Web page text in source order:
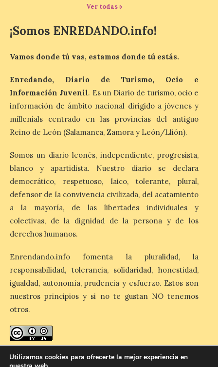
solar total del 12 de
que movilizará a varios millones de
personas para disfrutar de este
acontecimiento histórico. Algunas
comunidades autónomas ya han […]
Segovia presenta “Música
para un eclipse”, un
concierto único con
motivo del eclipse de sol
La cita, que se celebrará el
12 de agosto en el
incluye el estreno absoluto
de una composición del
músico segoviano Geni Uñón. Turismo de
Segovia lanza el Premio Internacional de
Fotografía del Eclipse “Segovia bajo […]
València prepara un
operativo especial de
limpieza en las playas y el
punto de observación para
Ver todas »
¡Somos ENREDANDO.info!
Vamos donde tú vas, estamos donde tú estás.
Enredando, Diario de Turismo, Ocio e
Información Juvenil. Es un Diario de turismo, ocio e
información de ámbito nacional dirigido a jóvenes y
millenials centrado en las provincias del antiguo
Reino de León (Salamanca, Zamora y León/Llión).
Somos un diario leonés, independiente, progresista,
blanco y apartidista. Nuestro diario se declara
democrático, respetuoso, laico, tolerante, plural,
defensor de la convivencia civilizada, del acatamiento
a la mayoría, de las libertades individuales y
colectivas, de la dignidad de la persona y de los
derechos humanos.
Enrendando.info fomenta la pluralidad, la
responsabilidad, tolerancia, solidaridad, honestidad,
igualdad, autonomía, prudencia y esfuerzo. Estos son
nuestros principios y si no te gustan NO tenemos
otros.
Reconocimiento-CompartirIgual 4.0 Internacional
Utilizamos cookies para ofrecerte la mejor experiencia en